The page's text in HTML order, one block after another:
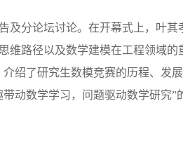
及分论坛讨论。在开幕式上，叶其
维路径以及数学建模在工程领域的
介绍了研究生数模竞赛的历程、发
动数学学习，问题驱动数学研究”